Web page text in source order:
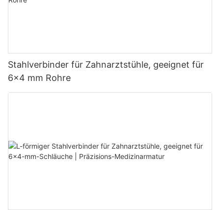
Stahlverbinder für Zahnarztstühle, geeignet für
6×4 mm Rohre